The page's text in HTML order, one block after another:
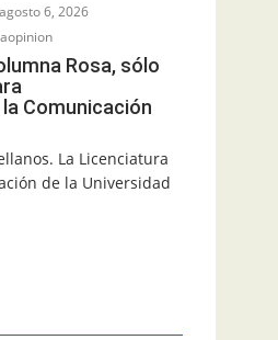
agosto 6, 2026
Rosa, sólo
Comunicación
La Licenciatura
de la Universidad